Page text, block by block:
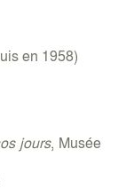
en 1958)
jours, Musée